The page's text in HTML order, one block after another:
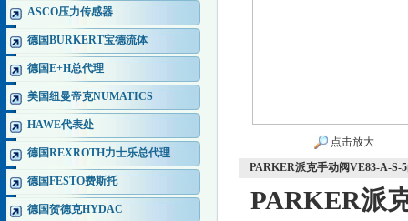
ASCO压力传感器
德国BURKERT宝德流体
德国E+H总代理
美国纽曼帝克NUMATICS
HAWE代表处
德国REXROTH力士乐总代理
德国FESTO费斯托
德国贺德克HYDAC
点击放大
PARKER派克手动阀VE83-A-S-5
PARKER派